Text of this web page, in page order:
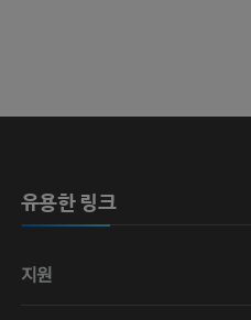
유용한 링크
지원